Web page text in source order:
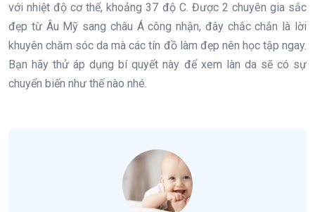
với nhiệt độ cơ thể, khoảng 37 độ C. Được 2 chuyên gia sắc
đẹp từ Âu Mỹ sang châu Á công nhận, đây chắc chắn là lời
khuyên chăm sóc da mà các tín đồ làm đẹp nên học tập ngay.
Bạn hãy thử áp dụng bí quyết này để xem làn da sẽ có sự
chuyển biến như thế nào nhé.